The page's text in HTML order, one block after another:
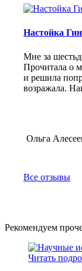
Настойка
Мне за
Прочитала о
и решила
возражала.
Ольга
Все отзывы
Рекомендуем
Читать